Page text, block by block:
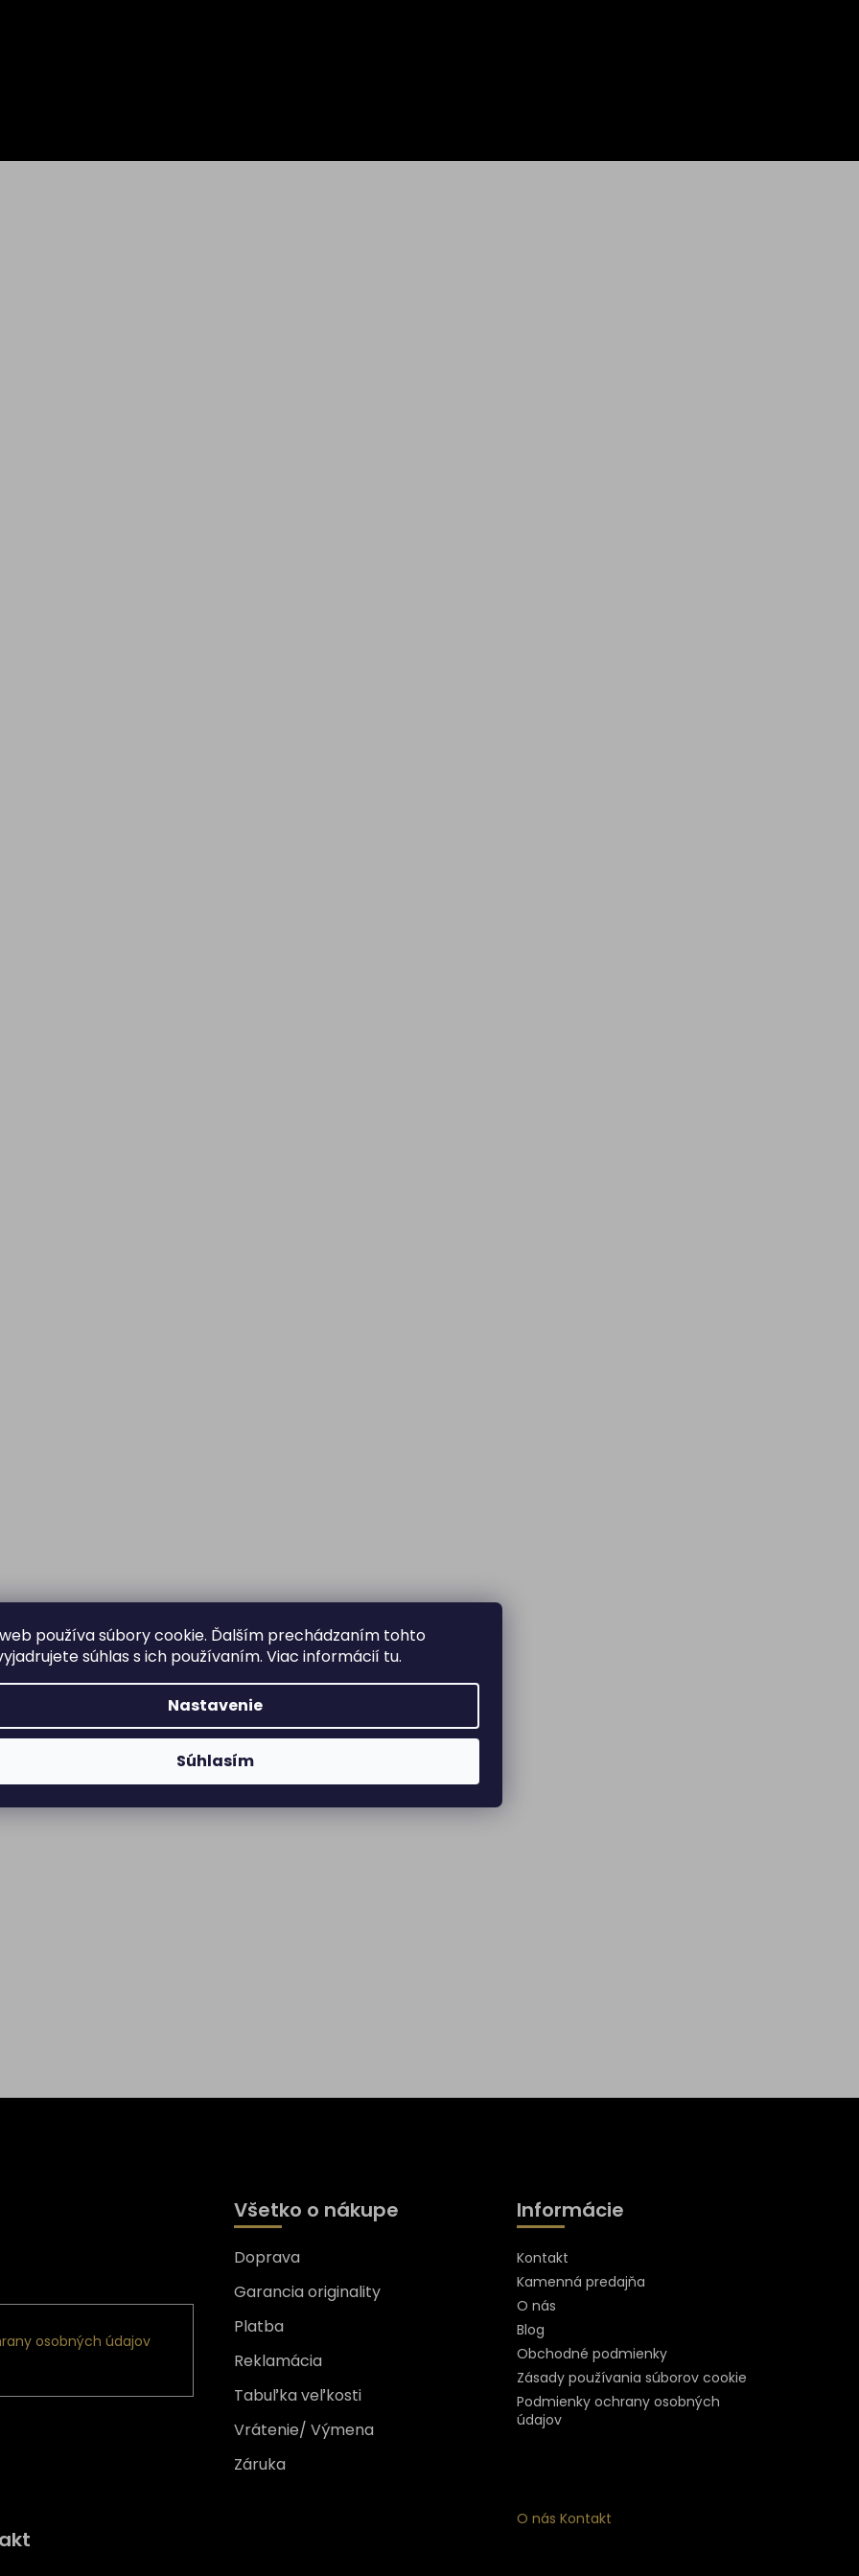
používa súbory cookie. Ďalším prechádzaním tohto
súhlas s ich používaním. Viac informácií tu.
Nastavenie
Súhlasím
osobných údajov
Všetko o nákupe
Doprava
Garancia originality
Platba
Reklamácia
Tabuľka veľkosti
Vrátenie/ Výmena
Záruka
Informácie
Kontakt
Kamenná predajňa
O nás
Blog
Obchodné podmienky
Zásady používania súborov cookie
Podmienky ochrany osobných
údajov
O nás Kontakt